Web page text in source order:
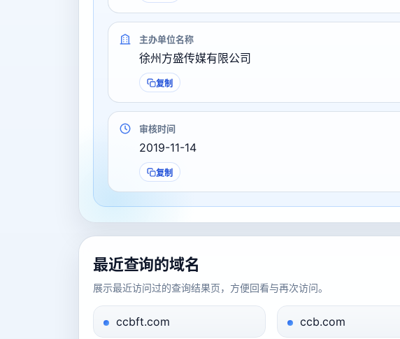
主办单位名称
徐州方盛传媒有限公司
复制
审核时间
2019-11-14
复制
最近查询的域名
展示最近访问过的查询结果页，方便回看与再次访问。
ccbft.com ccb.com